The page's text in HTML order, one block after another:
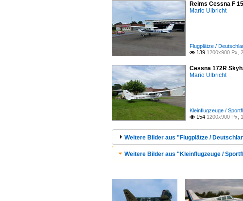
Reims Cessna F
Mario Ulbricht
Flugplätze /
 139 1200x900 Px,
Cessna 172R
Mario Ulbricht
Kleinflugzeuge /
 154 1200x900 Px,
Weitere Bilder aus "Flugplätze /
Weitere Bilder aus "Kleinflugzeuge /